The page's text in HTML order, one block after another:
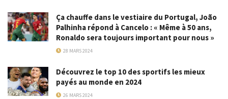
Ça chauffe dans le vestiaire du Portugal, João
Palhinha répond à Cancelo : « Même à 50 ans,
Ronaldo sera toujours important pour nous »
28 MARS 2024
Découvrez le top 10 des sportifs les mieux
payés au monde en 2024
26 MARS 2024